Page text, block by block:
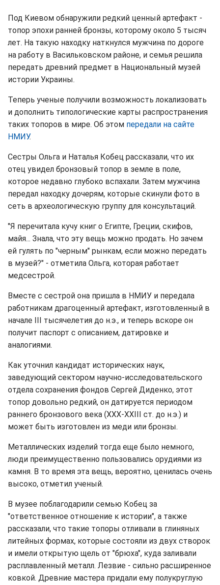
Под Киевом обнаружили редкий ценный артефакт -
топор эпохи ранней бронзы, которому около 5 тысяч
лет. На такую находку наткнулся мужчина по дороге
на работу в Васильковском районе, и семья решила
передать древний предмет в Национальный музей
истории Украины.
Теперь ученые получили возможность локализовать
и дополнить типологические карты распространения
таких топоров в мире. Об этом передали на сайте
НМИУ.
Сестры Ольга и Наталья Кобец рассказали, что их
отец увидел бронзовый топор в земле в поле,
которое недавно глубоко вспахали. Затем мужчина
передал находку дочерям, которые скинули фото в
сеть в археологическую группу для консультаций.
"Я перечитала кучу книг о Египте, Греции, скифов,
майя... Знала, что эту вещь можно продать. Но зачем
ей гулять по "черным" рынкам, если можно передать
в музей?" - отметила Ольга, которая работает
медсестрой.
Вместе с сестрой она пришла в НМИУ и передала
работникам драгоценный артефакт, изготовленный в
начале III тысячелетия до н.э., и теперь вскоре он
получит паспорт с описанием, датировке и
аналогиями.
Как уточнил кандидат исторических наук,
заведующий сектором научно-исследовательского
отдела сохранения фондов Сергей Диденко, этот
топор довольно редкий, он датируется периодом
раннего бронзового века (ХХХ-ХХIII ст. до н.э.) и
может быть изготовлен ​​из меди или бронзы.
Металлических изделий тогда еще было немного,
люди преимущественно пользовались орудиями из
камня. В то время эта вещь, вероятно, ценилась очень
высоко, отметил ученый.
В музее поблагодарили семью Кобец за
"ответственное отношение к истории", а также
рассказали, что такие топоры отливали в глиняных
литейных формах, которые состояли из двух створок
и имели открытую щель от "брюха", куда заливали
расплавленный металл. Лезвие - сильно расширенное
ковкой. Древние мастера придали ему полукруглую